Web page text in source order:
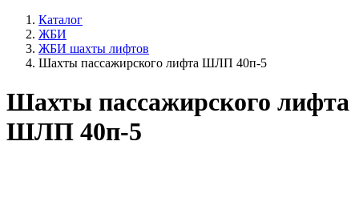
Каталог
ЖБИ
ЖБИ шахты лифтов
Шахты пассажирского лифта ШЛП 40п-5
Шахты пассажирского лифта
ШЛП 40п-5